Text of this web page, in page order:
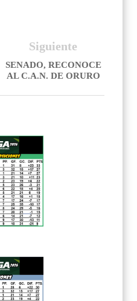
Siguiente
SENADO, RECONOCE
AL C.A.N. DE ORURO